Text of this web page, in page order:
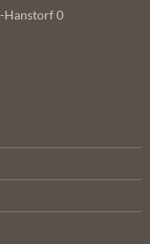
Hanstorf 0